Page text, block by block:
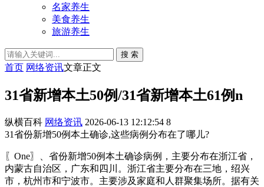
名家养生
美食养生
旅游养生
搜 索
首页 网络资讯文章正文
31省新增本土50例/31省新增本土61例n
纵横百科 网络资讯 2026-06-13 12:12:54 8
31省份新增50例本土确诊,这些病例分布在了哪儿?
〖One〗、省份新增50例本土确诊病例，主要分布在浙江省，
内蒙古自治区，广东和四川。浙江省主要分布在三地，绍兴
市，杭州市和宁波市。主要涉及家庭和人群聚集场所。据有关